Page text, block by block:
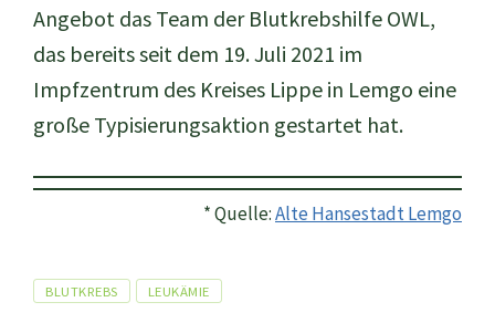
Angebot das Team der Blutkrebshilfe OWL,
das bereits seit dem 19. Juli 2021 im
Impfzentrum des Kreises Lippe in Lemgo eine
große Typisierungsaktion gestartet hat.
* Quelle:Alte Hansestadt Lemgo
Tags
BLUTKREBS LEUKÄMIE